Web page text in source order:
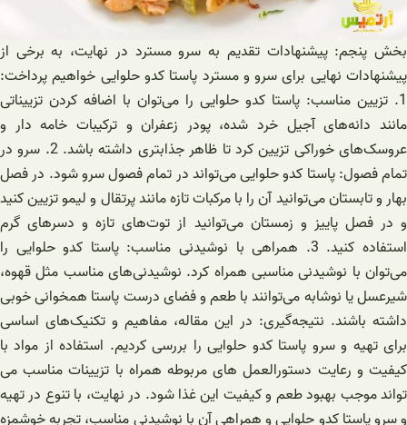
بخش پنجم: پیشنهادات تقدیم به سرو مسترد در نهایت، به برخی از
پیشنهادات نهایی برای سرو و مسترد پاستا کدو حلوایی خواهیم پرداخت:
1. تزیین مناسب: پاستا کدو حلوایی را می‌توان با اضافه کردن تزییناتی
مانند دانه‌های آجیل خرد شده، پودر زعفران و ترکیبات خامه دار و
عروسک‌های خوراکی تزیین کرد تا ظاهر جذابتری داشته باشد. 2. سرو در
تمام فصول: پاستا کدو حلوایی می‌تواند در تمام فصول سرو شود. در فصل
بهار و تابستان می‌توانید آن را با مرکبات تازه مانند پرتقال و لیمو تزیین کنید
و در فصل پاییز و زمستان می‌توانید از توت‌های تازه و دسرهای گرم
استفاده کنید. 3. همراهی با نوشیدنی مناسب: پاستا کدو حلوایی را
می‌توان با نوشیدنی مناسبی همراه کرد. نوشیدنی‌های مناسب مثل قهوه،
شیرعسل یا نوشابه می‌توانند با طعم و فضای درست پاستا همخوانی خوبی
داشته باشند. نتیجه‌گیری: در این مقاله، مفاهیم و تکنیک‌های اساسی
برای تهیه و سرو پاستا کدو حلوایی را بررسی کردیم. استفاده از مواد با
کیفیت و رعایت دستورالعمل های مربوطه همراه با تزیینات مناسب می
تواند موجب بهبود طعم و کیفیت این غذا شود. در نهایت، با تنوع در تهیه
و سرو پاستا کدو حلوایی و همراهی آن با نوشیدنی مناسب، تجربه خوشمزه